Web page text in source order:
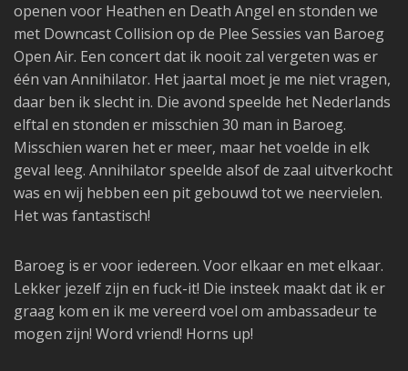
openen voor Heathen en Death Angel en stonden we
met Downcast Collision op de Plee Sessies van Baroeg
Open Air. Een concert dat ik nooit zal vergeten was er
één van Annihilator. Het jaartal moet je me niet vragen,
daar ben ik slecht in. Die avond speelde het Nederlands
elftal en stonden er misschien 30 man in Baroeg.
Misschien waren het er meer, maar het voelde in elk
geval leeg. Annihilator speelde alsof de zaal uitverkocht
was en wij hebben een pit gebouwd tot we neervielen.
Het was fantastisch!
Baroeg is er voor iedereen. Voor elkaar en met elkaar.
Lekker jezelf zijn en fuck-it! Die insteek maakt dat ik er
graag kom en ik me vereerd voel om ambassadeur te
mogen zijn! Word vriend! Horns up!